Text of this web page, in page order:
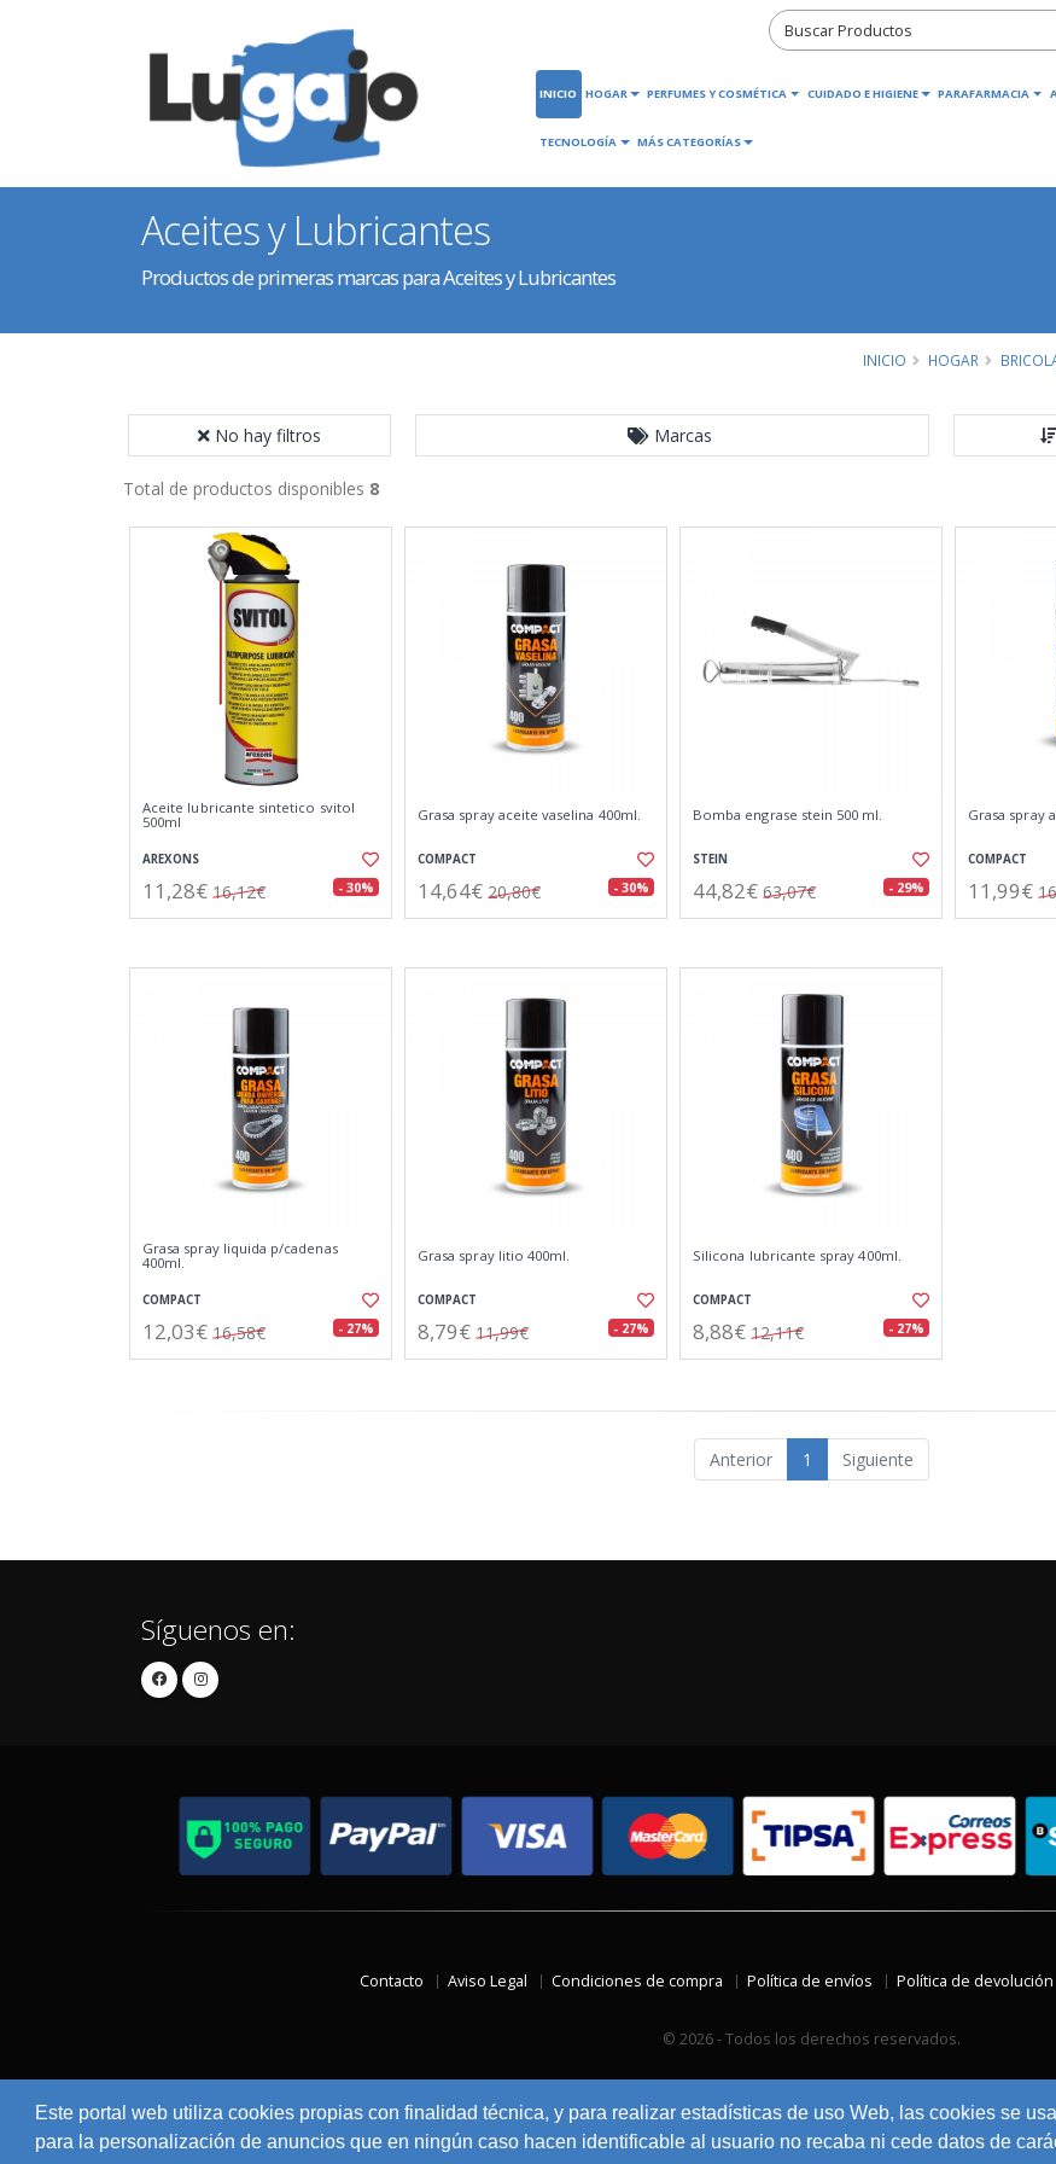
Este portal web utiliza cookies propias con finalidad técnica, y para realizar estadísticas de uso Web, las cookies se
para la personalización de anuncios que en ningún caso hacen identificable al usuario no recaba ni cede datos de
INICIO HOGAR PERFUMES Y COSMÉTICA CUIDADO E HIGIENE PARAFARMACIA
TECNOLOGÍA MÁS CATEGORÍAS
Aceites y Lubricantes
Productos de primeras marcas para Aceites y Lubricantes
INICIO HOGAR
No hay filtros Marcas
Total de productos disponibles 8
Aceite lubricante sintetico svitol
500ml
AREXONS
11,28€ 16,12€ - 30%
Grasa spray aceite vaselina 400ml.
COMPACT
14,64€ 20,80€ - 30%
Bomba engrase stein 500 ml.
STEIN
44,82€ 63,07€ - 29%
Grasa spray
COMPACT
11,99€
Grasa spray liquida p/cadenas
400ml.
COMPACT
12,03€ 16,58€ - 27%
Grasa spray litio 400ml.
COMPACT
8,79€ 11,99€ - 27%
Silicona lubricante spray 400ml.
COMPACT
8,88€ 12,11€ - 27%
Anterior 1 Siguiente
Síguenos en:
Contacto Aviso Legal Condiciones de compra Política de envíos Política de devolución
© 2026 - Todos los derechos reservados.